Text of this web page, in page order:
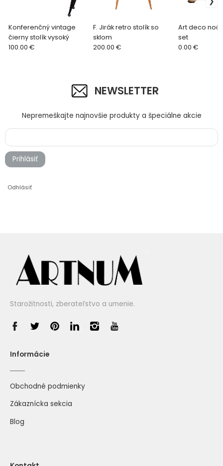
Konferenčný vintage
čierny stolík vysoký
100.00 €
F. Jirák retro stolík so
sklom
200.00 €
Art deco
set
0.00 €
NEWSLETTER
Nepremeškajte najnovšie produkty a špeciálne akcie
Prihlásiť
Odhlásiť
Starožitnosti, zberateľstvo a umenie.
Informácie
Obchodné podmienky
Zákaznícka sekcia
Blog